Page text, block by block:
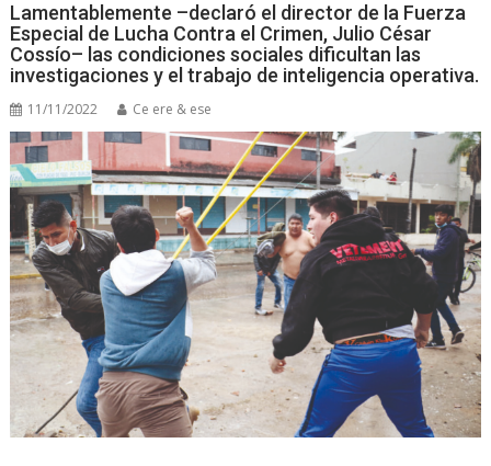
Lamentablemente –declaró el director de la Fuerza
Especial de Lucha Contra el Crimen, Julio César
Cossío– las condiciones sociales dificultan las
investigaciones y el trabajo de inteligencia operativa.
11/11/2022 Ce ere & ese